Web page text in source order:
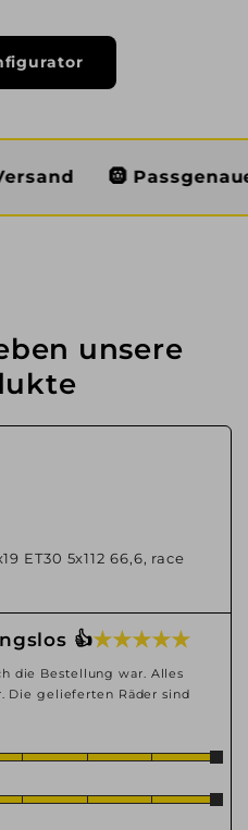
Passgenaue Auswahl
unsere
ET30 5x112 66,6, race
👍★ ★ ★ ★ ★
die Bestellung war. Alles
Die gelieferten Räder sind